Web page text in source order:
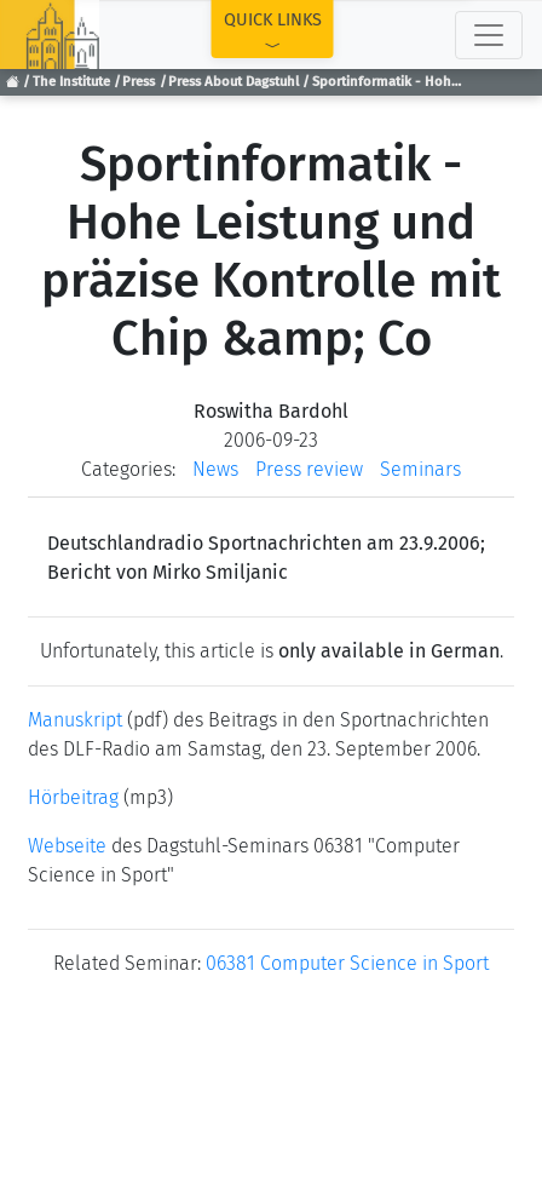
The Institute Press Press About Dagstuhl Sportinformatik - Hohe Leistung und präzise Kontrolle mit Chip &amp; Co
QUICK LINKS
Sportinformatik -
Hohe Leistung und
präzise Kontrolle mit
Chip &amp; Co
Roswitha Bardohl
2006-09-23
Categories:
News Press review Seminars
Deutschlandradio Sportnachrichten am 23.9.2006;
Bericht von Mirko Smiljanic
Unfortunately, this article is only available in German.
Manuskript(pdf) des Beitrags in den Sportnachrichten
des DLF-Radio am Samstag, den 23. September 2006.
Hörbeitrag (mp3)
Webseite des Dagstuhl-Seminars 06381 "Computer
Science in Sport"
Related Seminar: 06381 Computer Science in Sport